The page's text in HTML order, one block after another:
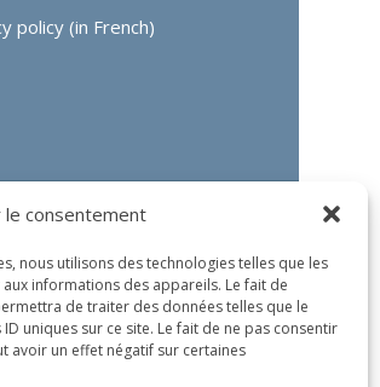
le consentement
nous utilisons des technologies telles que les
informations des appareils. Le fait de
de traiter des données telles que le
uniques sur ce site. Le fait de ne pas consentir
avoir un effet négatif sur certaines
policy (in French)